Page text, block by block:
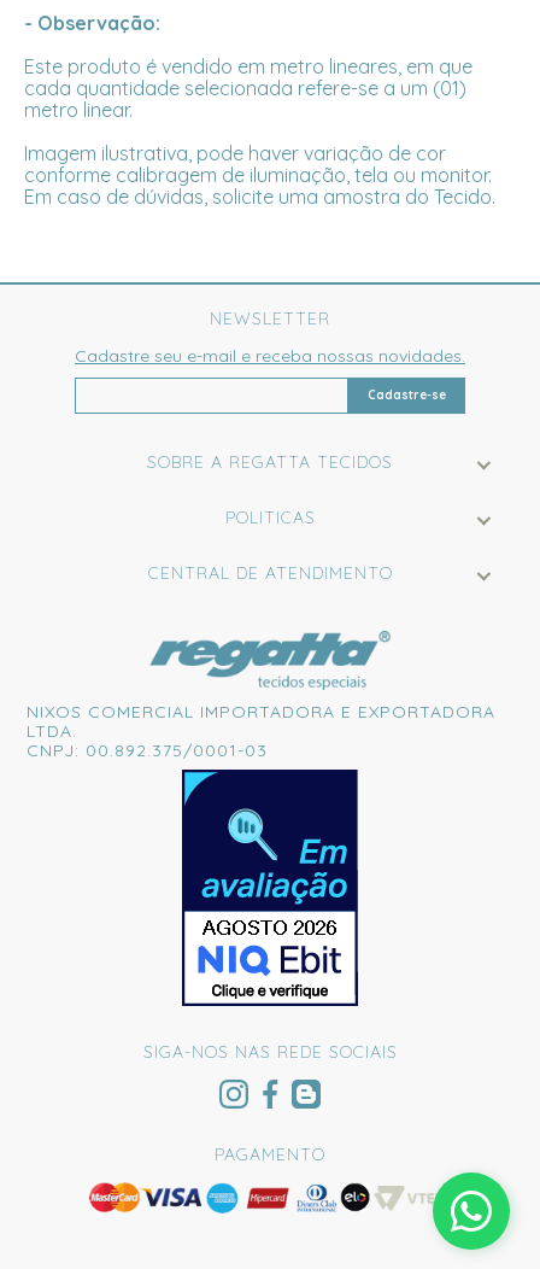
- Observação:
Este produto é vendido em metro lineares, em que
cada quantidade selecionada refere-se a um (01)
metro linear.
Imagem ilustrativa, pode haver variação de cor
conforme calibragem de iluminação, tela ou monitor.
Em caso de dúvidas, solicite uma amostra do Tecido.
SOBRE A REGATTA TECIDOS
POLITICAS
CENTRAL DE ATENDIMENTO
NEWSLETTER
Cadastre seu e-mail e receba nossas novidades.
Cadastre-se
NIXOS COMERCIAL IMPORTADORA E EXPORTADORA
LTDA.
CNPJ: 00.892.375/0001-03
SIGA-NOS NAS REDE SOCIAIS
PAGAMENTO